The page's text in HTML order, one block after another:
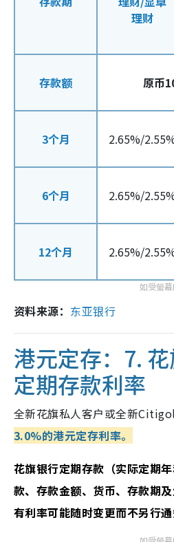
理财
存款额 原币
3个月 2.65%/
6个月 2.65%/
12个月 2.65%/
资料来源： 东亚银行
港元定存：7.
定期存款利率
全新花旗私人客户或全新
3.0%的港元定存利率。
花旗银行定期存款（实际定期
款、存款金额、货币、存款期
有利率可能随时变更而不另行通